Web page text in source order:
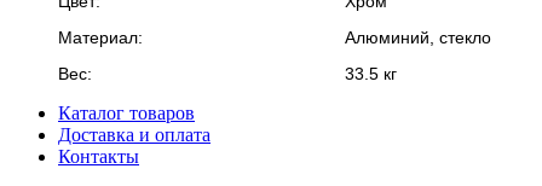
Материал:
Алюминий, стекло
Вес:
33.5 кг
Каталог товаров
Доставка и оплата
Контакты